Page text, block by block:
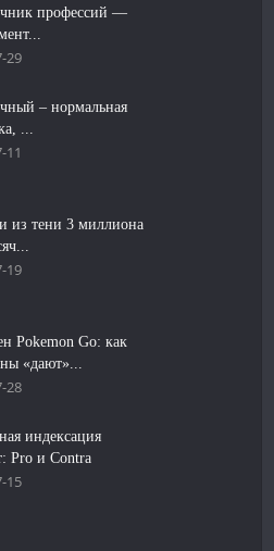
профессий —
29
– нормальная
...
11
из тени 3 миллиона
19
Pokemon Go: как
«дают»...
28
индексация
Pro и Contra
15